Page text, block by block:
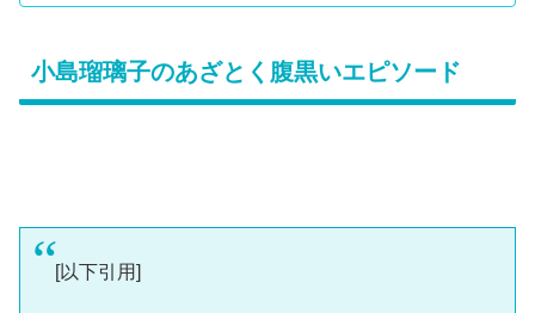
小島瑠璃子のあざとく腹黒いエピソード
[以下引用]